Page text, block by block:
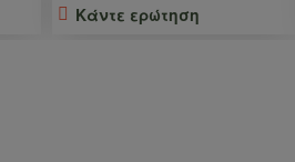
Κάντε ερώτηση